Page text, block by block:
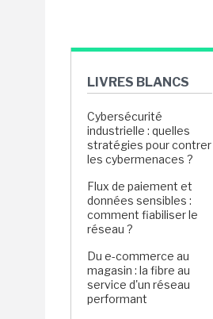
LIVRES BLANCS
Cybersécurité
industrielle : quelles
stratégies pour contrer
les cybermenaces ?
Flux de paiement et
données sensibles :
comment fiabiliser le
réseau ?
Du e-commerce au
magasin : la fibre au
service d'un réseau
performant